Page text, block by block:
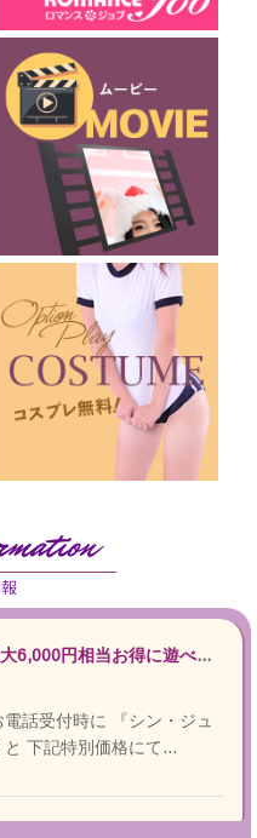
★【シン・ジューシーサマー】最大6,000円相当お得に遊べる★
話受付時に 『シン・ジュ
と 下記特別価格にて…